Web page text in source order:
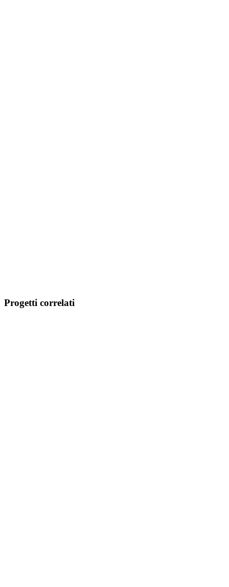
Progetti correlati